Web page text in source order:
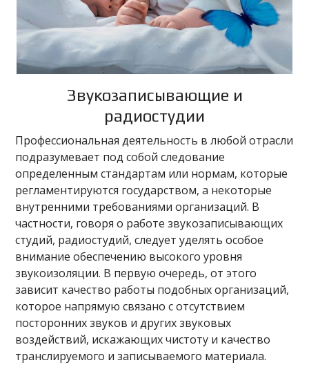
Звукозаписывающие и
радиостудии
Профессиональная деятельность в любой отрасли
подразумевает под собой следование
определенным стандартам или нормам, которые
регламентируются государством, а некоторые
внутренними требованиями организаций. В
частности, говоря о работе звукозаписывающих
студий, радиостудий, следует уделять особое
внимание обеспечению высокого уровня
звукоизоляции. В первую очередь, от этого
зависит качество работы подобных организаций,
которое напрямую связано с отсутствием
посторонних звуков и других звуковых
воздействий, искажающих чистоту и качество
транслируемого и записываемого материала.